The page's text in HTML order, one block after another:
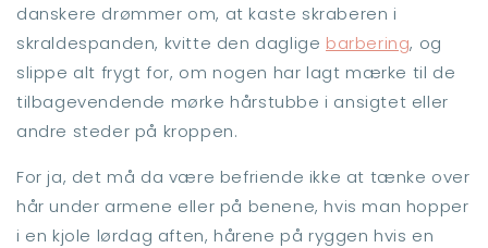
danskere drømmer om, at kaste skraberen i
skraldespanden, kvitte den daglige barbering, og
slippe alt frygt for, om nogen har lagt mærke til de
tilbagevendende mørke hårstubbe i ansigtet eller
andre steder på kroppen.
For ja, det må da være befriende ikke at tænke over
hår under armene eller på benene, hvis man hopper
i en kjole lørdag aften, hårene på ryggen hvis en